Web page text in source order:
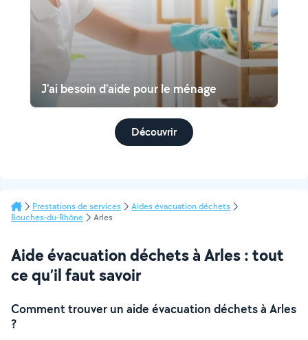
J'ai besoin d'aide pour le ménage
Découvrir
Prestations de services
Aides évacuation déchets
Bouches-du-Rhône
Arles
Aide évacuation déchets à Arles : tout
ce qu’il faut savoir
Comment trouver un aide évacuation déchets à Arles
?